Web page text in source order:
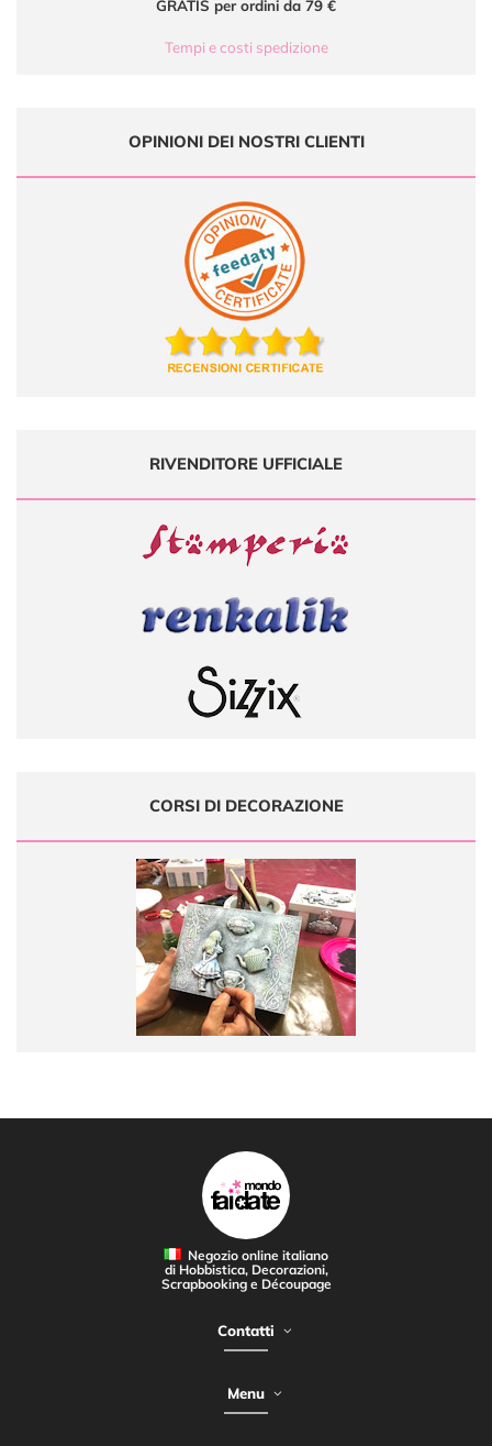
GRATIS per ordini da 79 €
Tempi e costi spedizione
OPINIONI DEI NOSTRI CLIENTI
RIVENDITORE UFFICIALE
CORSI DI DECORAZIONE
Negozio online italiano
di Hobbistica, Decorazioni,
Scrapbooking e Découpage
Contatti
Menu